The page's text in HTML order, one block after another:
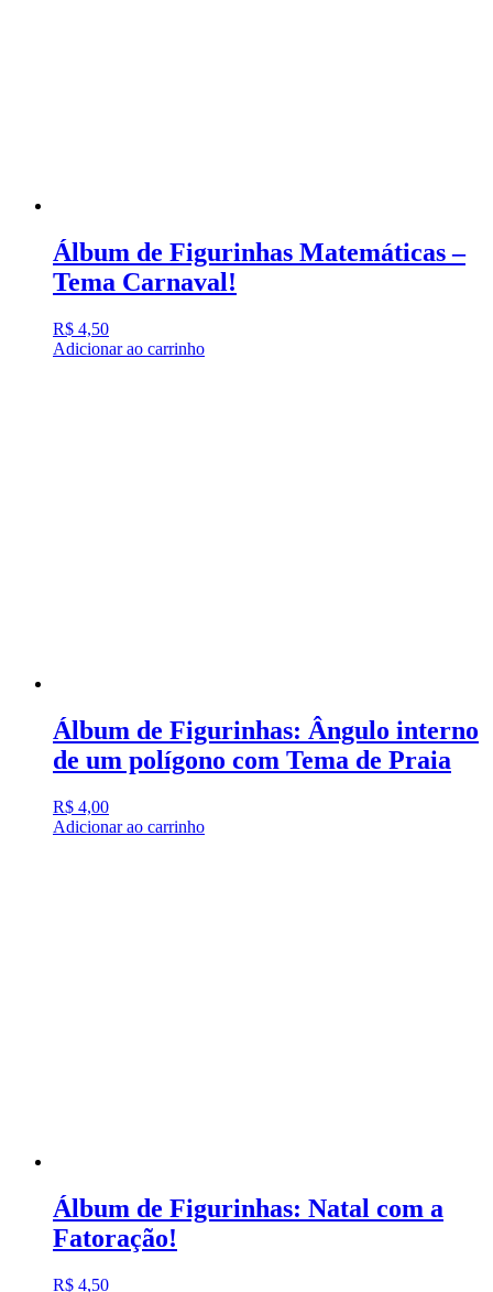
Álbum de Figurinhas Matemáticas –
Tema Carnaval!
R$ 4,50
Adicionar ao carrinho
Álbum de Figurinhas: Ângulo interno
de um polígono com Tema de Praia
R$ 4,00
Adicionar ao carrinho
Álbum de Figurinhas: Natal com a
Fatoração!
R$ 4,50